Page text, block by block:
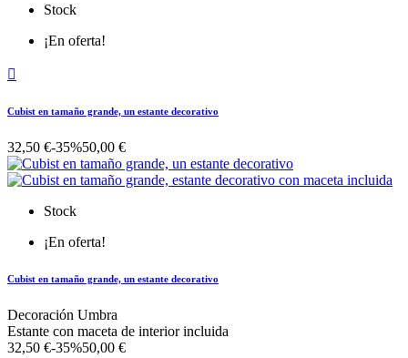
Stock
¡En oferta!

Cubist en tamaño grande, un estante decorativo
32,50 €-35%50,00 €
Stock
¡En oferta!
Cubist en tamaño grande, un estante decorativo
Decoración Umbra
Estante con maceta de interior incluida
32,50 €-35%50,00 €